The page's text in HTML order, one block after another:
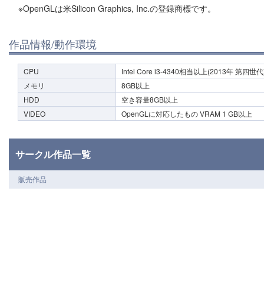
※OpenGLは米Silicon Graphics, Inc.の登録商標です。
作品情報/動作環境
CPU
Intel Core i3-4340相当以上(2013年 第四世
メモリ
8GB以上
HDD
空き容量8GB以上
VIDEO
OpenGLに対応したもの VRAM 1 GB以上
サークル作品一覧
販売作品